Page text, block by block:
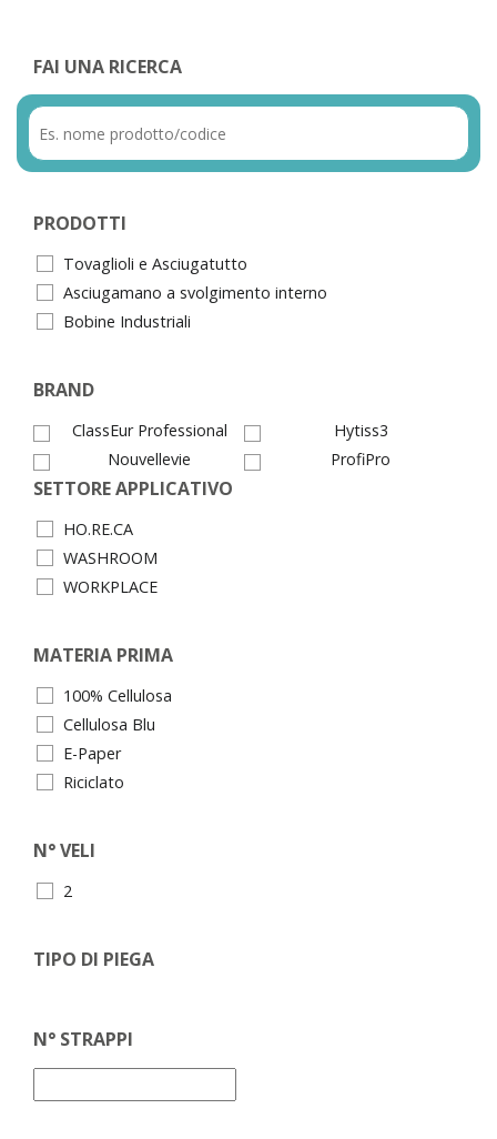
FAI UNA RICERCA
PRODOTTI
Tovaglioli e Asciugatutto
Asciugamano a svolgimento interno
Bobine Industriali
BRAND
ClassEur Professional
Hytiss3
Nouvellevie
ProfiPro
SETTORE APPLICATIVO
HO.RE.CA
WASHROOM
WORKPLACE
MATERIA PRIMA
100% Cellulosa
Cellulosa Blu
E-Paper
Riciclato
N° VELI
2
TIPO DI PIEGA
N° STRAPPI